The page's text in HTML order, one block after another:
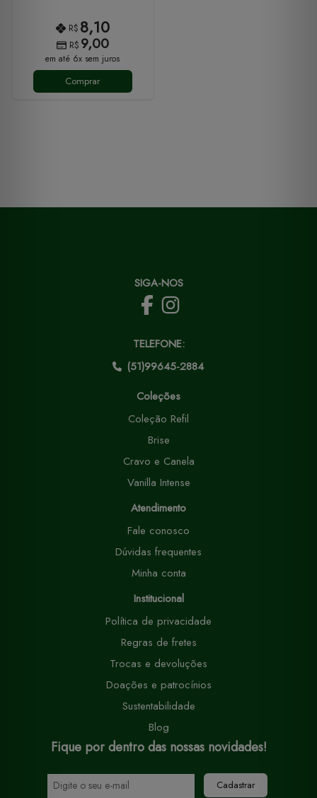
R$ 8,10
R$ 9,00
em até 6x sem juros
Comprar
SIGA-NOS
TELEFONE:
(51)99645-2884
Coleções
Coleção Refil
Brise
Cravo e Canela
Vanilla Intense
Atendimento
Fale conosco
Dúvidas frequentes
Minha conta
Institucional
Política de privacidade
Regras de fretes
Trocas e devoluções
Doações e patrocínios
Sustentabilidade
Blog
Fique por dentro das nossas novidades!
Cadastrar